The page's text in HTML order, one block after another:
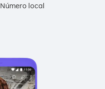
Número local